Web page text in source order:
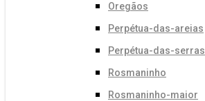
Oregãos
Perpétua-das-areias
Perpétua-das-serras
Rosmaninho
Rosmaninho-maior